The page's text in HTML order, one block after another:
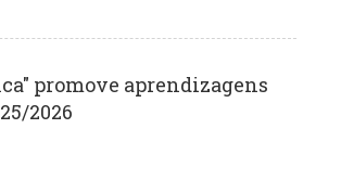
promove aprendizagens
2026